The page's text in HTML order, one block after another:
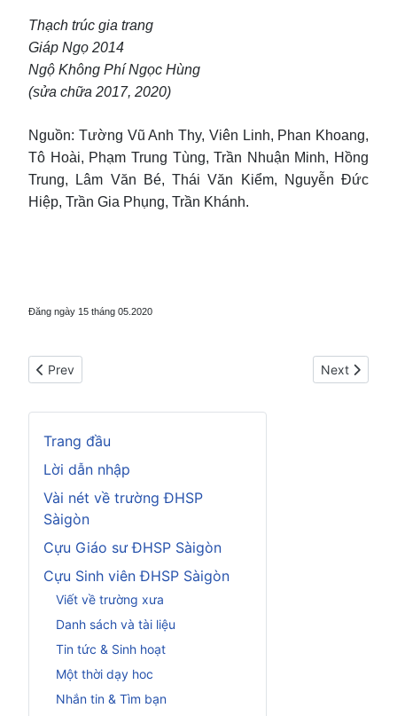
Trang đầu
Lời dẫn nhập
Vài nét về trường ĐHSP
Sàigòn
Cựu Giáo sư ĐHSP Sàigòn
Cựu Sinh viên ĐHSP Sàigòn
Viết về trường xưa
Danh sách và tài liệu
Tin tức & Sinh hoạt
Một thời dạy hoc
Nhắn tin & Tìm bạn
Thạch trúc gia trang
Giáp Ngọ 2014
Ngộ Không Phí Ngọc Hùng
(sửa chữa 2017, 2020)
Nguồn: Tường Vũ Anh Thy, Viên Linh, Phan Khoang,
Tô Hoài, Phạm Trung Tùng, Trần Nhuận Minh, Hồng
Trung, Lâm Văn Bé, Thái Văn Kiểm, Nguyễn Đức
Hiệp, Trần Gia Phụng, Trần Khánh.
Đăng ngày 15 tháng 05.2020
Previous article: Vượt biên tới Thái Lan
Prev Next article:
Next